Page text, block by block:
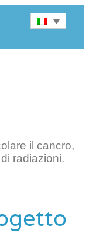
il cancro,
radiazioni.